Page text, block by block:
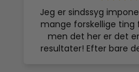
Peter Gantzler.
Jeg er sindssyg
mange forskellige ting
men det her er det
resultater! Efter bare